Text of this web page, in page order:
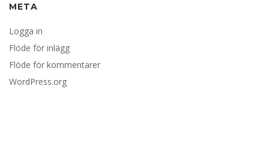
META
Logga in
Flöde för inlägg
Flöde för kommentarer
WordPress.org